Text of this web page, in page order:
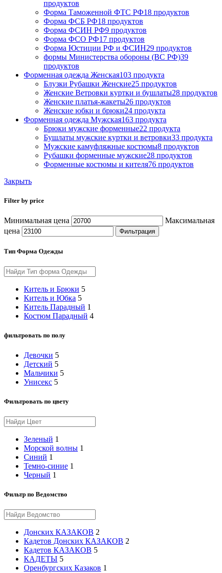
продуктов
Форма Таможенной ФТС РФ18 продуктов
Форма ФСБ РФ18 продуктов
Форма ФСИН РФ9 продуктов
Форма ФСО РФ17 продуктов
Форма Юстиции РФ и ФСИН29 продуктов
формы Министерства обороны (ВС РФ)39
продуктов
Форменная одежда Женская103 продукта
Блузки Рубашки Женские25 продуктов
Женские Ветровки куртки и бушлаты28 продуктов
Женские платья-жакеты26 продуктов
Женские юбки и брюки24 продукта
Форменная одежда Мужская163 продукта
Брюки мужские форменные22 продукта
Бушлаты мужские куртки и ветровки33 продукта
Мужские камуфляжные костюмы8 продуктов
Рубашки форменные мужские28 продуктов
Форменные костюмы и кителя76 продуктов
Закрыть
Filter by price
Минимальная цена
Максимальная
цена
Фильтрация
Тип Форма Одежды
Китель и Брюки 5
Китель и Юбка 5
Китель Парадный 1
Костюм Парадный 4
фильтровать по полу
Девочки 5
Детский 5
Мальчики 5
Унисекс 5
Фильтровать по цвету
Зеленый 1
Морской волны 1
Синий 1
Темно-синие 1
Черный 1
Фильтр по Ведомство
Донских КАЗАКОВ 2
Кадетов Донских КАЗАКОВ 2
Кадетов КАЗАКОВ 5
КАДЕТЫ 5
Оренбургских Казаков 1